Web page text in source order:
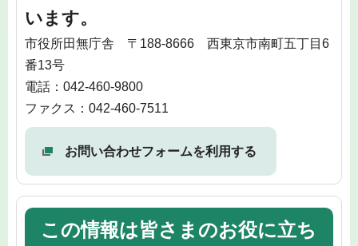
います。
市役所田無庁舎 〒188-8666 西東京市南町五丁目6
番13号
電話：042-460-9800
ファクス：042-460-7511
お問い合わせフォームを利用する
この情報は皆さまのお役に立ち